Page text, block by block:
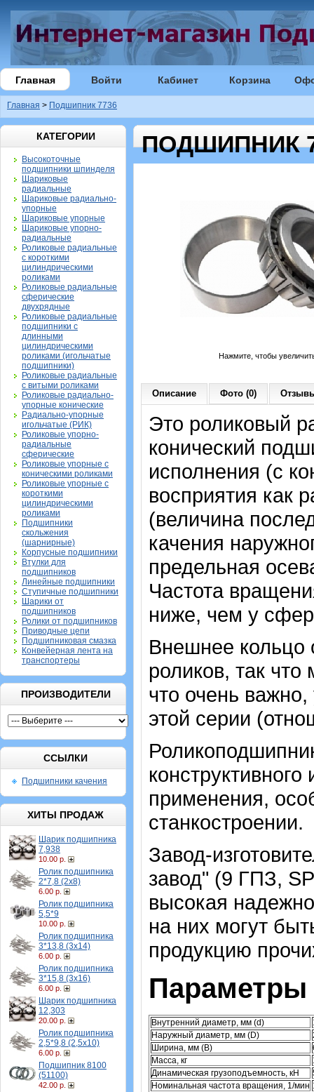
Главная Войти Кабинет Корзина
Главная > Подшипник 7736
КАТЕГОРИИ
Высокоточные
подшипники шпинделя
Шариковые
радиальные
Шариковые радиально-
упорные
Шариковые упорные
Шариковые упорно-
радиальные
Роликовые радиальные
с короткими
цилиндрическими
роликами
Роликовые радиальные
сферические
двухрядные
Роликовые радиальные
подшипники с
длинными
цилиндрическими
роликами (игольчатые
подшипники)
Роликовые радиальные
с витыми роликами
Роликовые радиально-
упорные конические
Радиально-упорные
игольчатые (РИК)
Роликовые упорно-
радиальные
сферические
Роликовые упорные с
коническими роликами
Роликовые упорные с
короткими
цилиндрическими
роликами
Подшипники
скольжения
(шарнирные)
Корпусные подшипники
Втулки для
подшипников
Линейные подшипники
Ступичные подшипники
Шарики от
подшипников
Ролики от подшипников
Приводные цепи
Подшипниковая смазка
Конвейерная лента на
транспортеры
ПРОИЗВОДИТЕЛИ
ССЫЛКИ
Подшипники качения
ХИТЫ ПРОДАЖ
Шарик подшипника
7,938
10.00 р.
Ролик подшипника
2*7,8 (2х8)
6.00 р.
Ролик подшипника
5,5*9
10.00 р.
Ролик подшипника
3*13,8 (3х14)
6.00 р.
Ролик подшипника
3*15,8 (3х16)
6.00 р.
Шарик подшипника
12,303
20.00 р.
Ролик подшипника
2,5*9,8 (2,5х10)
6.00 р.
Подшипник 8100
(51100)
42.00 р.
ПОДШИПНИК
Нажмите, чтобы
Описание Фото (0)
Это роликовый
конический
исполнения (с
восприятия как
(величина
качения
предельная
Частота
ниже, чем у
Внешнее кольцо
роликов, так
что очень
этой серии
применения,
станкостроении.
Завод-
завод" (9 ГПЗ,
высокая
на них могут
продукцию
Параметры
Внутренний диаметр, мм (d)
Наружный диаметр, мм (D)
Ширина, мм (B)
Масса, кг
Динамическая грузоподъемность, кН
Номинальная частота вращения, 1/мин